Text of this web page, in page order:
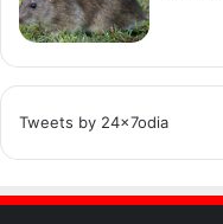
Tweets by 24x7odia